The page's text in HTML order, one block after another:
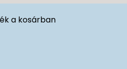
a kosárban